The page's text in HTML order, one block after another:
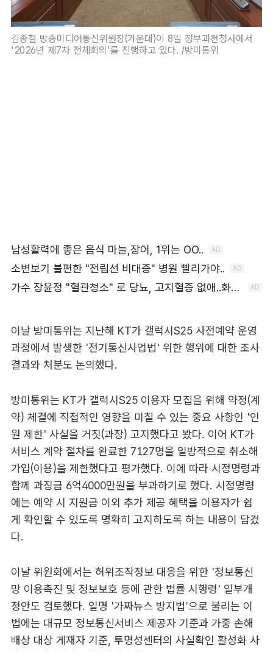
김종철 방송미디어통신위원장(가운데)이 8일 정부과천청사에서
'2026년 제7차 전체회의'를 진행하고 있다. /방미통위
이날 방미통위는 지난해 KT가 갤럭시S25 사전예약 운영
과정에서 발생한 '전기통신사업법' 위한 행위에 대한 조사
결과와 처분도 논의했다.
방미통위는 KT가 갤럭시S25 이용자 모집을 위해 약정(계
약) 체결에 직접적인 영향을 미칠 수 있는 중요 사항인 '인
원 제한' 사실을 거짓(과장) 고지했다고 봤다. 이어 KT가
서비스 계약 절차를 완료한 7127명을 일방적으로 취소해
가입(이용)을 제한했다고 평가했다. 이에 따라 시정명령과
함께 과징금 6억4000만원을 부과하기로 했다. 시정명령
에는 예약 시 지원금 이외 추가 제공 혜택을 이용자가 쉽
게 확인할 수 있도록 명확히 고지하도록 하는 내용이 담겼
다.
이날 위원회에서는 허위조작정보 대응을 위한 '정보통신
망 이용촉진 및 정보보호 등에 관한 법률 시행령' 일부개
정안도 검토했다. 일명 '가짜뉴스 방지법'으로 불리는 이
법에는 대규모 정보통신서비스 제공자 기준과 가중 손해
배상 대상 게재자 기준, 투명성센터의 사실확인 활성화 사